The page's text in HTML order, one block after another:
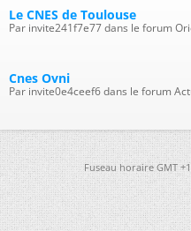
Le CNES de Toulouse
Par invite241f7e77 dans le forum
Cnes Ovni
Par invite0e4ceef6 dans le forum
Fuseau horaire GMT